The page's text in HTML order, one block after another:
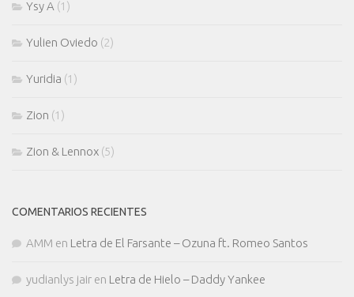
Ysy A (1)
Yulien Oviedo (2)
Yuridia (1)
Zion (1)
Zion & Lennox (5)
COMENTARIOS RECIENTES
AMM en Letra de El Farsante – Ozuna ft. Romeo Santos
yudianlys jair en Letra de Hielo – Daddy Yankee